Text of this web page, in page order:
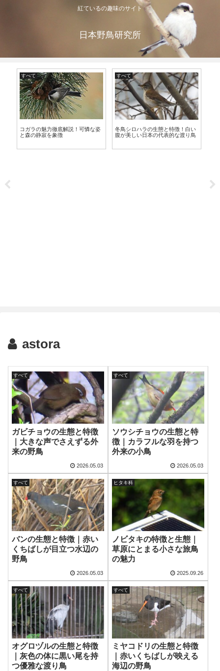
紅ているの趣味のサイト
日本野鳥研究所
すべて
コガラの魅力徹底解説！可憐な姿
と森の静寂を象徴
すべて
冬鳥シロハラの生態と特徴！白い
腹が美しい日本の代表的な渡り鳥
astora
すべて
ガビチョウの生態と特徴
｜大きな声でさえずる外
来の野鳥
2026.05.03
すべて
ソウシチョウの生態と特
徴｜カラフルな羽を持つ
外来の小鳥
2026.05.03
すべて
バンの生態と特徴｜赤い
くちばしが目立つ水辺の
野鳥
2026.05.03
ヒタキ科
ノビタキの特徴と生態｜
草原にとまる小さな旅鳥
の魅力
2025.09.26
すべて
オグロヅルの生態と特徴
｜灰色の体に黒い尾を持
つ優雅な渡り鳥
すべて
ミヤコドリの生態と特徴
｜赤いくちばしが映える
海辺の野鳥